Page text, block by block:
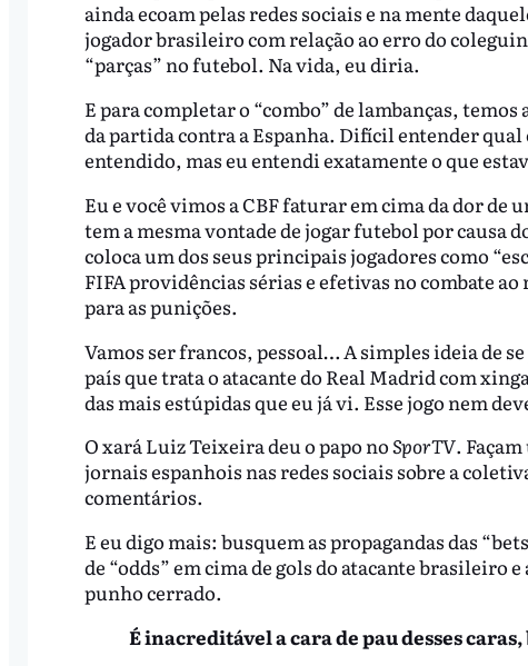
ainda ecoam pelas redes sociais e na mente
jogador brasileiro com relação ao erro do
“parças” no futebol. Na vida, eu diria.
E para completar o “combo” de lambanças,
da partida contra a Espanha. Difícil entender
entendido, mas eu entendi exatamente o que
Eu e você vimos a CBF faturar em cima da dor de
tem a mesma vontade de jogar futebol por causa
coloca um dos seus principais jogadores como
FIFA providências sérias e efetivas no combate
para as punições.
Vamos ser francos, pessoal… A simples ideia de
país que trata o atacante do Real Madrid com
das mais estúpidas que eu já vi. Esse jogo nem
O xará Luiz Teixeira deu o papo noSporTV.
jornais espanhois nas redes sociais sobre a
comentários.
E eu digo mais: busquem as propagandas das
de “odds” em cima de gols do atacante brasileiro
punho cerrado.
É inacreditável a cara de pau desses